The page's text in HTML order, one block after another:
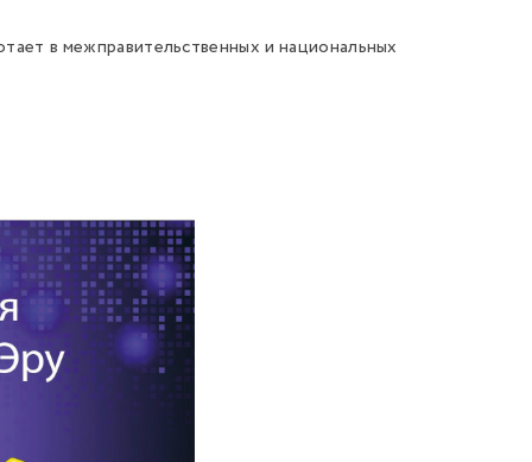
в межправительственных и национальных